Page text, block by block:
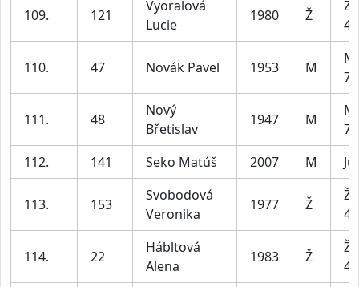
109. 121
Vyoralová
Lucie
1980 Ž
110. 47 Novák Pavel 1953 M
111. 48
Nový
Břetislav
1947 M
112.
141 Seko Matúš 2007 M
113. 153
Svobodová
Veronika
1977 Ž
114. 22
Hábltová
Alena
1983 Ž